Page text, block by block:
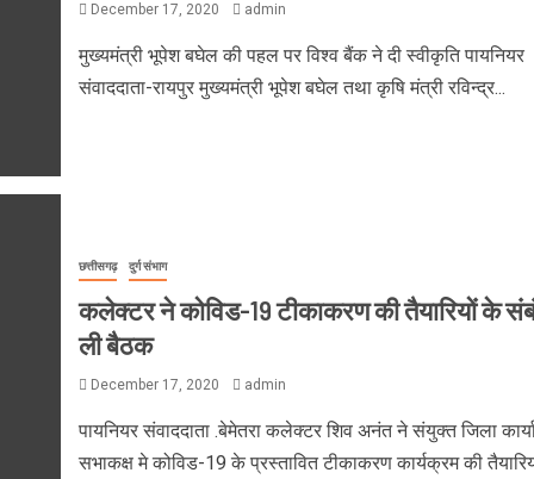
December 17, 2020 admin
मुख्यमंत्री भूपेश बघेल की पहल पर विश्व बैंक ने दी स्वीकृति पायनियर
संवाददाता-रायपुर मुख्यमंत्री भूपेश बघेल तथा कृषि मंत्री रविन्द्र...
छत्तीसगढ़ दुर्ग संभाग
कलेक्टर ने कोविड-19 टीकाकरण की तैयारियों के
ली बैठक
December 17, 2020 admin
पायनियर संवाददाता .बेमेतरा कलेक्टर शिव अनंत ने संयुक्त जिला
सभाकक्ष मे कोविड-19 के प्रस्तावित टीकाकरण कार्यक्रम की